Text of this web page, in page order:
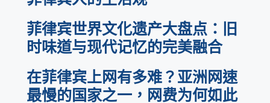
菲律宾世界文化遗产大盘点：旧
时味道与现代记忆的完美融合
在菲律宾上网有多难？亚洲网速
最慢的国家之一，网费为何如此